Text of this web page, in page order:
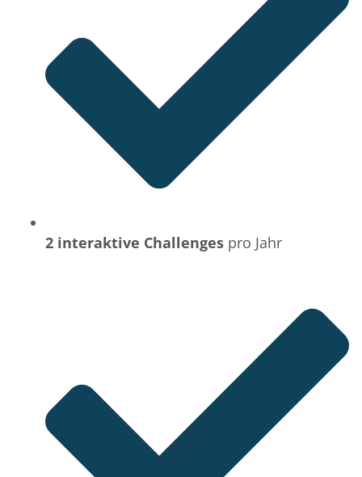
2 interaktive Challenges pro Jahr